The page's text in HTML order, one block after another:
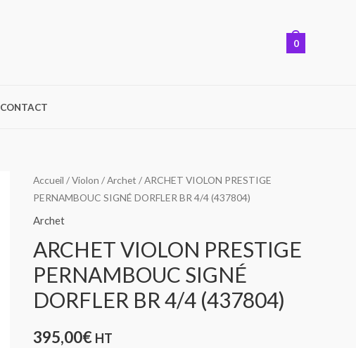
0
CONTACT
Accueil /Violon /Archet / ARCHET VIOLON PRESTIGE
PERNAMBOUC SIGNÉ DORFLER BR 4/4 (437804)
Archet
ARCHET VIOLON PRESTIGE
PERNAMBOUC SIGNÉ
DORFLER BR 4/4 (437804)
395,00€ HT